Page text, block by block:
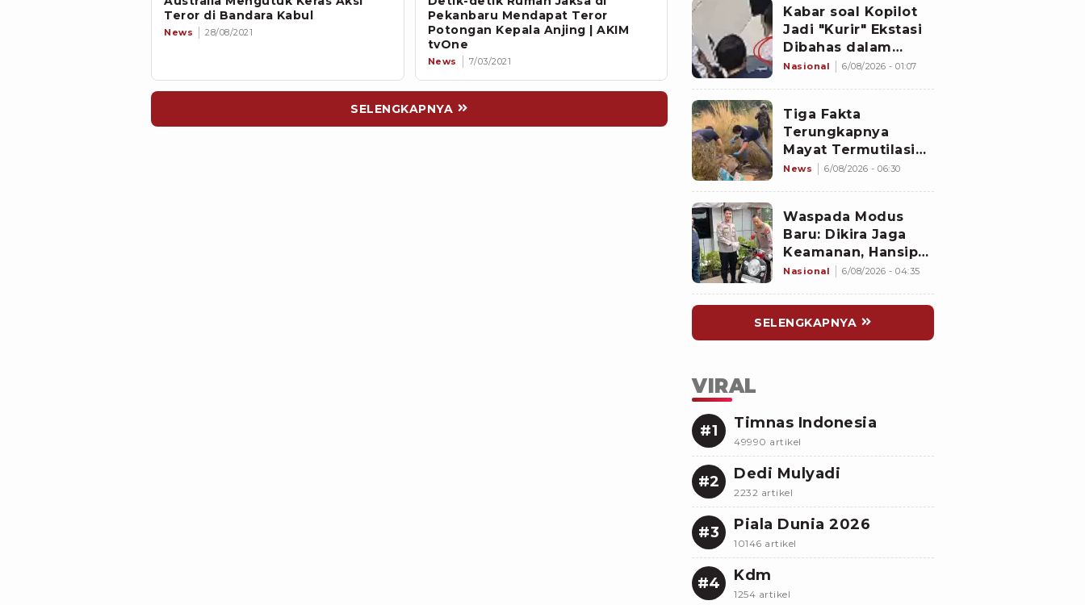
Teror di Bandara Kabul
News 28/08/2021
Pekanbaru Mendapat Teror
Potongan Kepala Anjing | AKIM
tvOne
News 7/03/2021
SELENGKAPNYA
Kabar soal Kopilot
Jadi "Kurir" Ekstasi
Dibahas dalam
Rapat Kabinet
Nasional 6/08/2026 - 01:07
Tiga Fakta
Terungkapnya
Mayat Termutilasi
Dalam Karung
di Media Sosial
News 6/08/2026 - 06:30
Waspada Modus
Baru: Dikira Jaga
Keamanan, Hansip
Gadungan di
Basah Curi Motor
Nasional 6/08/2026 - 04:35
SELENGKAPNYA
VIRAL
#1 Timnas Indonesia
49990 artikel
#2 Dedi Mulyadi
2232 artikel
#3 Piala Dunia 2026
10146 artikel
#4 Kdm
1254 artikel